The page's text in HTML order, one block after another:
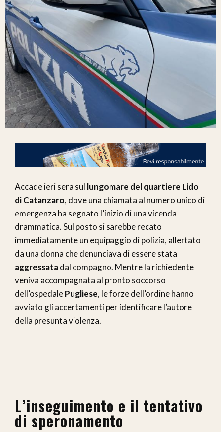
Accade ieri sera sul lungomare del quartiere Lido
di Catanzaro, dove una chiamata al numero unico di
emergenza ha segnato l’inizio di una vicenda
drammatica. Sul posto si sarebbe recato
immediatamente un equipaggio di polizia, allertato
da una donna che denunciava di essere stata
aggressatadal compagno. Mentre la richiedente
veniva accompagnata al pronto soccorso
dell’ospedalePugliese, le forze dell’ordine hanno
avviato gli accertamenti per identificare l’autore
della presunta violenza.
L’inseguimento e il tentativo
di speronamento